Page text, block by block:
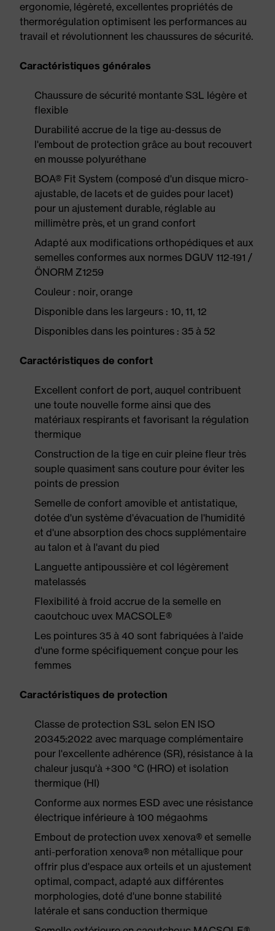
ergonomie, légèreté, excellentes propriétés de
thermorégulation optimisent les performances au
travail et révolutionnent les chaussures de sécurité.
Caractéristiques générales
Chaussure de sécurité montante S3L légère et
flexible
Durabilité accrue de la tige au-dessus de
l'embout de protection grâce au bout recouvert
en mousse polyuréthane
BOA® Fit System (composé d'un disque micro-
ajustable, de lacets et de guides pour lacet)
pour un ajustement durable, réglable au
millimètre près, et un grand confort
Adapté aux modifications orthopédiques et aux
semelles conformes aux normes DGUV 112-191 /
ÖNORM Z1259
Couleur : noir, orange
Disponible dans les largeurs : 10, 11, 12
Disponibles dans les pointures : 35 à 52
Caractéristiques de confort
Excellent confort de port, auquel contribuent
une toute nouvelle forme ainsi que des
matériaux respirants et favorisant la régulation
thermique
Construction de la tige en cuir pleine fleur très
souple quasiment sans couture pour éviter les
points de pression
Semelle de confort amovible et antistatique,
dotée d'un système d'évacuation de l'humidité
et d'une absorption des chocs supplémentaire
au talon et à l'avant du pied
Languette antipoussière et col légèrement
matelassés
Flexibilité à froid accrue de la semelle en
caoutchouc uvex MACSOLE®
Les pointures 35 à 40 sont fabriquées à l'aide
d'une forme spécifiquement conçue pour les
femmes
Caractéristiques de protection
Classe de protection S3L selon EN ISO
20345:2022 avec marquage complémentaire
pour l'excellente adhérence (SR), résistance à la
chaleur jusqu'à +300 °C (HRO) et isolation
thermique (HI)
Conforme aux normes ESD avec une résistance
électrique inférieure à 100 mégaohms
Embout de protection uvex xenova® et semelle
anti-perforation xenova® non métallique pour
offrir plus d'espace aux orteils et un ajustement
optimal, compact, adapté aux différentes
morphologies, doté d'une bonne stabilité
latérale et sans conduction thermique